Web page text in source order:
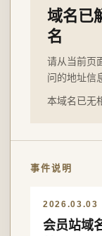
域名已
名
请从当前页
问的地址信
本域名已无
事件说明
2026.03.03
会员站域